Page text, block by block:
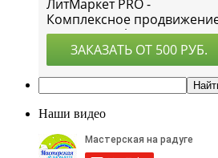
Наши видео